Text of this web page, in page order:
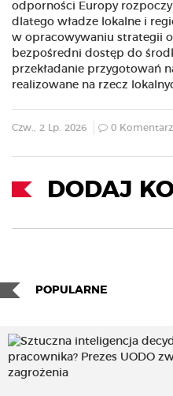
odporności Europy
dlatego władze lokalne i
w opracowywaniu strategii
bezpośredni dostęp do
przekładanie przygotowań
realizowane na rzecz
Czw., 2 Lp. 2026 0
DODAJ
POPULARNE